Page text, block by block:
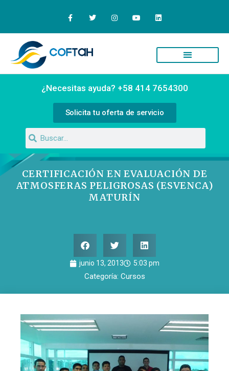
¿Necesitas ayuda? +58 414 7654300
Solicita tu oferta de servicio
CERTIFICACIÓN EN EVALUACIÓN DE
ATMOSFERAS PELIGROSAS (ESVENCA)
MATURÍN
junio 13, 2013 5:03 pm
Categoría: Cursos